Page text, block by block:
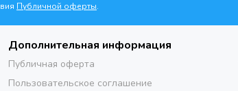
Публичной оферты.
Дополнительная информация
Публичная оферта
Пользовательское соглашение